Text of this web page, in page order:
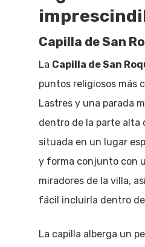
Capilla de San
La Capilla de San
puntos religiosos más
Lastres y una parada
dentro de la parte alta
situada en un lugar
y forma conjunto con
miradores de la villa,
fácil incluirla dentro
La capilla alberga un